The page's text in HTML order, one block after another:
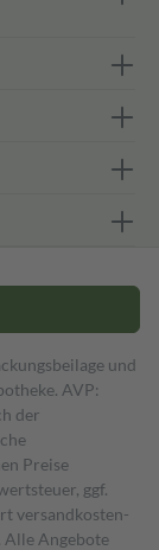
und
AVP:
der
Preise
ggf.
versand­kosten­
Angebote